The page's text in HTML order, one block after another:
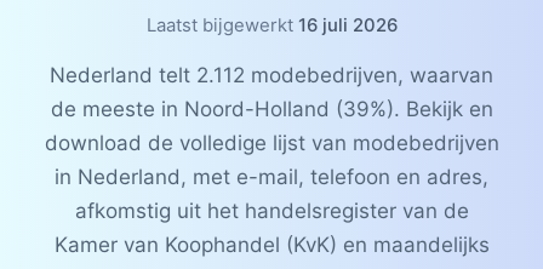
Laatst bijgewerkt 16 juli 2026
Nederland telt 2.112 modebedrijven, waarvan
de meeste in Noord-Holland (39%). Bekijk en
download de volledige lijst van modebedrijven
in Nederland, met e-mail, telefoon en adres,
afkomstig uit het handelsregister van de
Kamer van Koophandel (KvK) en maandelijks